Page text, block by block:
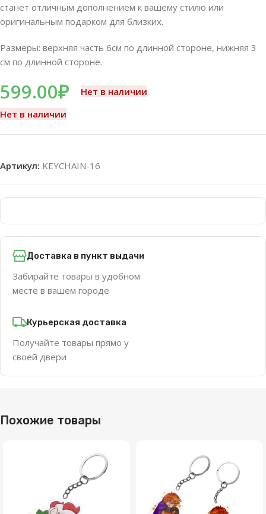
станет отличным дополнением к вашему стилю или
оригинальным подарком для близких.
Размеры: верхняя часть 6см по длинной стороне, нижняя 3
см по длинной стороне.
599.00₽
Нет в наличии
Нет в наличии
Артикул: KEYCHAIN-16
Доставка в пункт выдачи
Забирайте товары в удобном
месте в вашем городе
Курьерская доставка
Получайте товары прямо у
своей двери
Похожие товары